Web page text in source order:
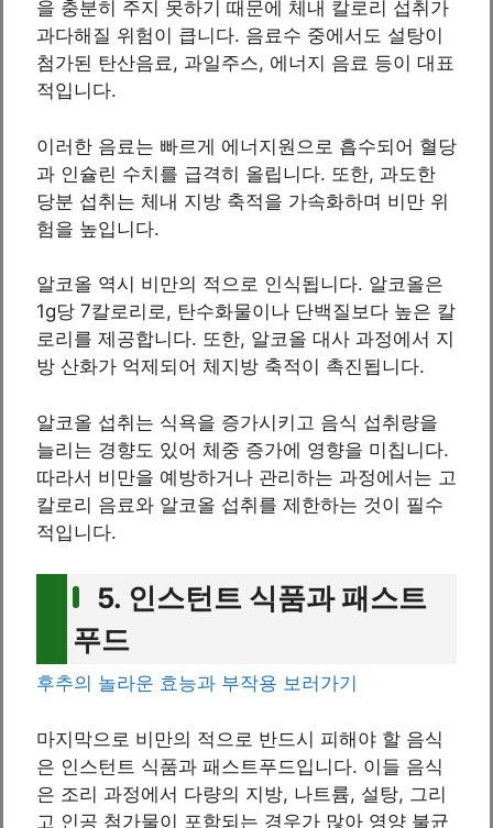
을 충분히 주지 못하기 때문에 체내 칼로리 섭취가
과다해질 위험이 큽니다. 음료수 중에서도 설탕이
첨가된 탄산음료, 과일주스, 에너지 음료 등이 대표
적입니다.
이러한 음료는 빠르게 에너지원으로 흡수되어 혈당
과 인슐린 수치를 급격히 올립니다. 또한, 과도한
당분 섭취는 체내 지방 축적을 가속화하며 비만 위
험을 높입니다.
알코올 역시 비만의 적으로 인식됩니다. 알코올은
1g당 7칼로리로, 탄수화물이나 단백질보다 높은 칼
로리를 제공합니다. 또한, 알코올 대사 과정에서 지
방 산화가 억제되어 체지방 축적이 촉진됩니다.
알코올 섭취는 식욕을 증가시키고 음식 섭취량을
늘리는 경향도 있어 체중 증가에 영향을 미칩니다.
따라서 비만을 예방하거나 관리하는 과정에서는 고
칼로리 음료와 알코올 섭취를 제한하는 것이 필수
적입니다.
5. 인스턴트 식품과 패스트
푸드
후추의 놀라운 효능과 부작용 보러가기
마지막으로 비만의 적으로 반드시 피해야 할 음식
은 인스턴트 식품과 패스트푸드입니다. 이들 음식
은 조리 과정에서 다량의 지방, 나트륨, 설탕, 그리
고 인공 첨가물이 포함되는 경우가 많아 영양 불균